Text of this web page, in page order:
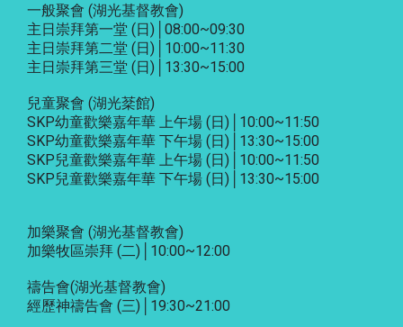
一般聚會 (湖光基督教會)
主日崇拜第一堂 (日)│08:00~09:30
主日崇拜第二堂 (日)│10:00~11:30
主日崇拜第三堂 (日)│13:30~15:00
兒童聚會 (湖光棻館)
SKP幼童歡樂嘉年華 上午場 (日)│10:00~11:50
SKP幼童歡樂嘉年華 下午場 (日)│13:30~15:00
SKP兒童歡樂嘉年華 上午場 (日)│10:00~11:50
SKP兒童歡樂嘉年華 下午場 (日)│13:30~15:00
加樂聚會 (湖光基督教會)
加樂牧區崇拜 (二)│10:00~12:00
禱告會(湖光基督教會)
經歷神禱告會 (三)│19:30~21:00